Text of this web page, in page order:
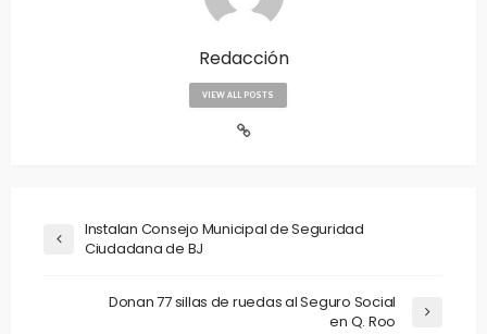
Redacción
VIEW ALL POSTS
Instalan Consejo Municipal de Seguridad
Ciudadana de BJ
Donan 77 sillas de ruedas al Seguro Social
en Q. Roo